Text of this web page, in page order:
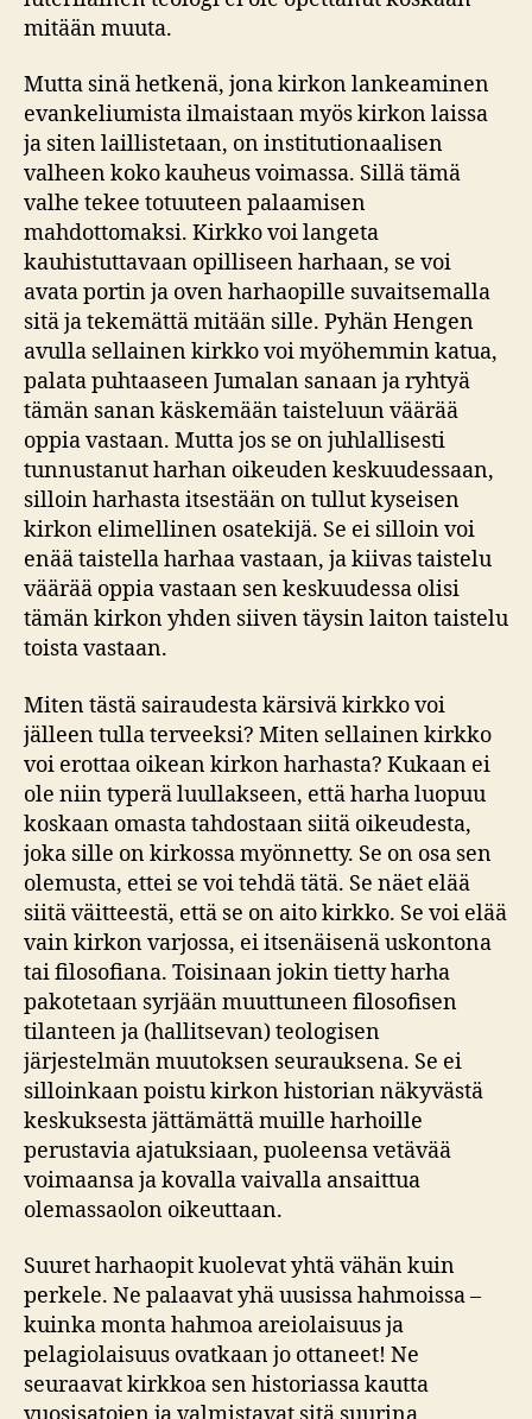
mitään muuta.
Mutta sinä hetkenä, jona kirkon lankeaminen
evankeliumista ilmaistaan myös kirkon laissa
ja siten laillistetaan, on institutionaalisen
valheen koko kauheus voimassa. Sillä tämä
valhe tekee totuuteen palaamisen
mahdottomaksi. Kirkko voi langeta
kauhistuttavaan opilliseen harhaan, se voi
avata portin ja oven harhaopille suvaitsemalla
sitä ja tekemättä mitään sille. Pyhän Hengen
avulla sellainen kirkko voi myöhemmin katua,
palata puhtaaseen Jumalan sanaan ja ryhtyä
tämän sanan käskemään taisteluun väärää
oppia vastaan. Mutta jos se on juhlallisesti
tunnustanut harhan oikeuden keskuudessaan,
silloin harhasta itsestään on tullut kyseisen
kirkon elimellinen osatekijä. Se ei silloin voi
enää taistella harhaa vastaan, ja kiivas taistelu
väärää oppia vastaan sen keskuudessa olisi
tämän kirkon yhden siiven täysin laiton taistelu
toista vastaan.
Miten tästä sairaudesta kärsivä kirkko voi
jälleen tulla terveeksi? Miten sellainen kirkko
voi erottaa oikean kirkon harhasta? Kukaan ei
ole niin typerä luullakseen, että harha luopuu
koskaan omasta tahdostaan siitä oikeudesta,
joka sille on kirkossa myönnetty. Se on osa sen
olemusta, ettei se voi tehdä tätä. Se näet elää
siitä väitteestä, että se on aito kirkko. Se voi elää
vain kirkon varjossa, ei itsenäisenä uskontona
tai filosofiana. Toisinaan jokin tietty harha
pakotetaan syrjään muuttuneen filosofisen
tilanteen ja (hallitsevan) teologisen
järjestelmän muutoksen seurauksena. Se ei
silloinkaan poistu kirkon historian näkyvästä
keskuksesta jättämättä muille harhoille
perustavia ajatuksiaan, puoleensa vetävää
voimaansa ja kovalla vaivalla ansaittua
olemassaolon oikeuttaan.
Suuret harhaopit kuolevat yhtä vähän kuin
perkele. Ne palaavat yhä uusissa hahmoissa –
kuinka monta hahmoa areiolaisuus ja
pelagiolaisuus ovatkaan jo ottaneet! Ne
seuraavat kirkkoa sen historiassa kautta